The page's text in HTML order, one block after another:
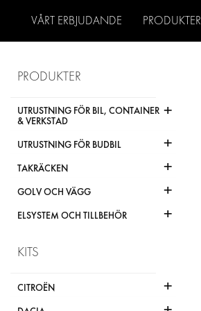
VÅRT ERBJUDANDE PRODUKTER
PRODUKTER
UTRUSTNING FÖR BIL, CONTAINER
& VERKSTAD
+
UTRUSTNING FÖR BUDBIL +
TAKRÄCKEN +
GOLV OCH VÄGG +
ELSYSTEM OCH TILLBEHÖR +
KITS
CITROËN +